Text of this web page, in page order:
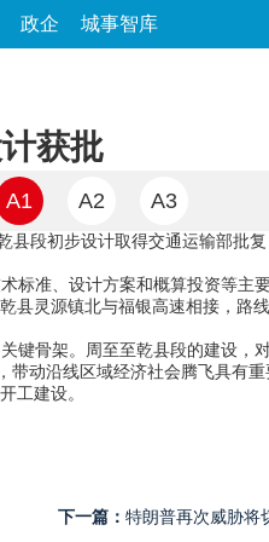
政企 城事智库
获批
A1 A2 A3
段初步设计取得交通运输部批
标准、设计方案和概算投资等主
县灵源镇北与福银高速相接，路
键骨架。周至至乾县段的建设，
带动沿线区域经济社会腾飞具有
工建设。
下一篇： 特朗普再次威胁将